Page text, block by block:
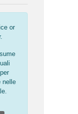
or
nelle